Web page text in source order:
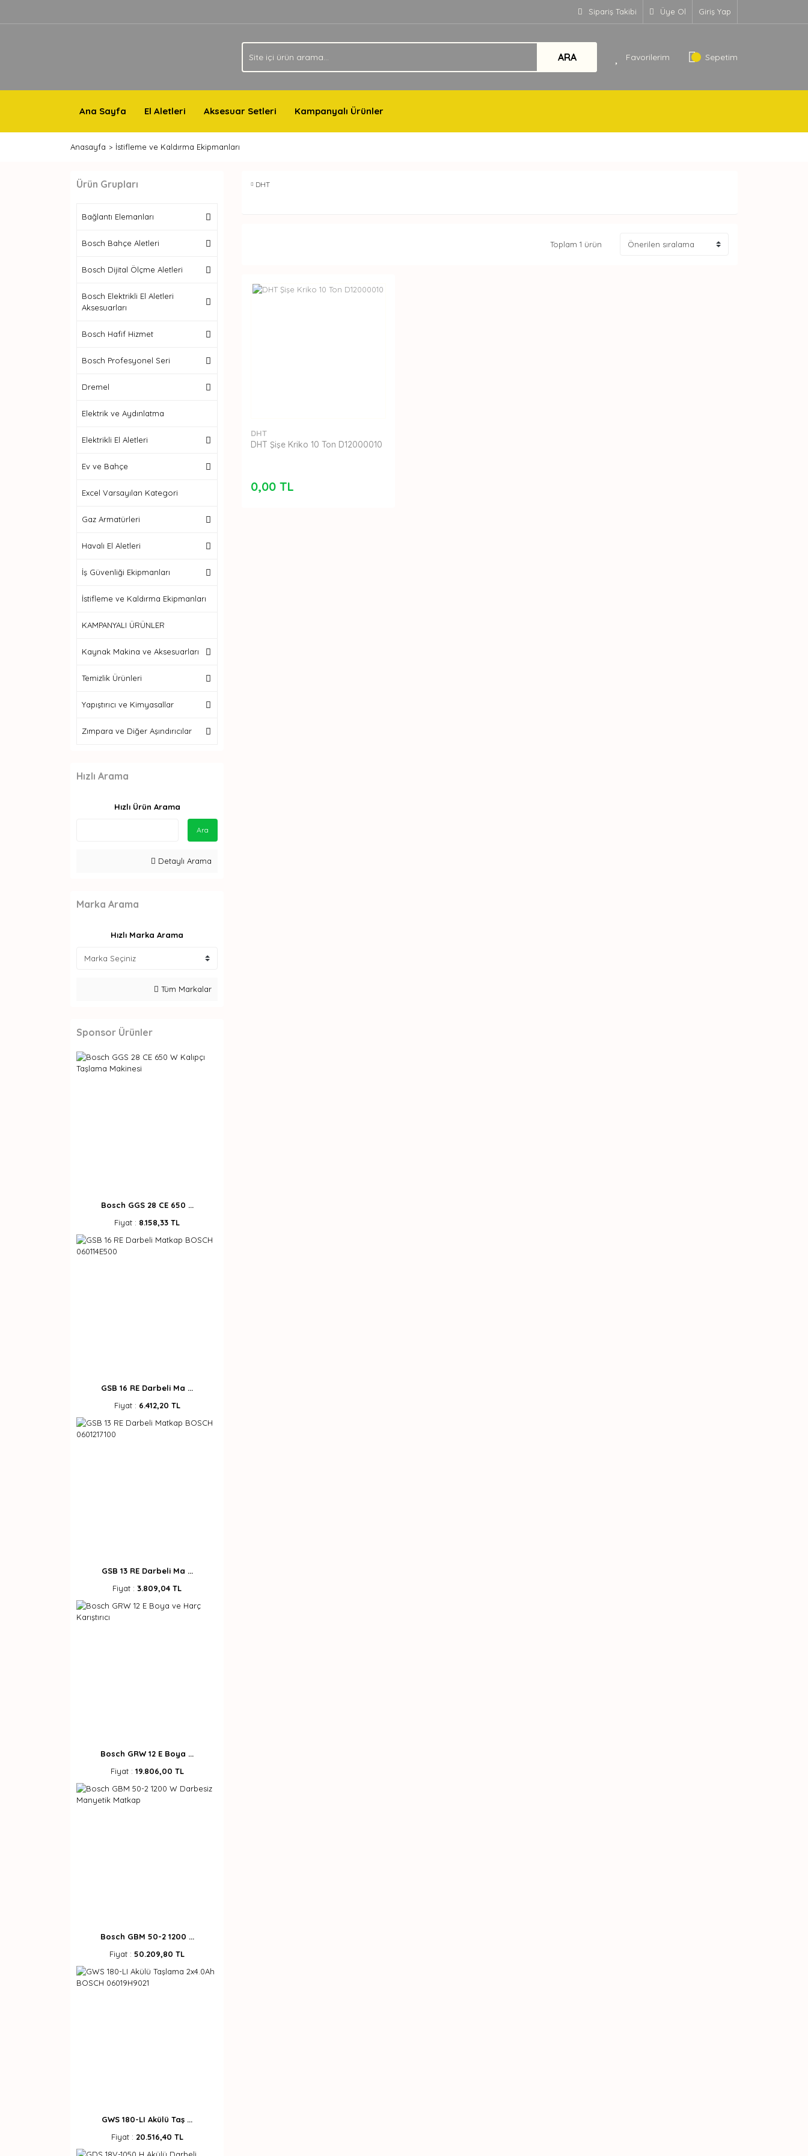
Sipariş Takibi Üye Ol Giriş Yap
ARA Favorilerim Sepetim
Ana Sayfa El Aletleri Aksesuar Setleri Kampanyalı Ürünler
Anasayfa İstifleme ve Kaldırma Ekipmanları
Ürün Grupları
Bağlantı Elemanları
Bosch Bahçe Aletleri
Bosch Dijital Ölçme Aletleri
Bosch Elektrikli El Aletleri
Aksesuarları
Bosch Hafif Hizmet
Bosch Profesyonel Seri
Dremel
Elektrik ve Aydınlatma
Elektrikli El Aletleri
Ev ve Bahçe
Excel Varsayılan Kategori
Gaz Armatürleri
Havalı El Aletleri
İş Güvenliği Ekipmanları
İstifleme ve Kaldırma Ekipmanları
KAMPANYALI ÜRÜNLER
Kaynak Makina ve Aksesuarları
Temizlik Ürünleri
Yapıştırıcı ve Kimyasallar
Zımpara ve Diğer Aşındırıcılar
Hızlı Arama
Hızlı Ürün Arama
Ara
Detaylı Arama
Marka Arama
Hızlı Marka Arama
Tüm Markalar
Sponsor Ürünler
Bosch GGS 28 CE 650 ...
Fiyat : 8.158,33 TL
GSB 16 RE Darbeli Ma ...
Fiyat : 6.412,20 TL
GSB 13 RE Darbeli Ma ...
Fiyat : 3.809,04 TL
Bosch GRW 12 E Boya ...
Fiyat : 19.806,00 TL
Bosch GBM 50-2 1200 ...
Fiyat : 50.209,80 TL
GWS 180-LI Akülü Taş ...
Fiyat : 20.516,40 TL
DHT
Toplam 1 ürün
DHT
DHT Şişe Kriko 10 Ton D12000010
0,00 TL